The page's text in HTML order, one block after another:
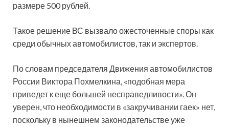
размере 500 рублей.
Такое решение ВС вызвало ожесточенные споры как
среди обычных автомобилистов, так и экспертов.
По словам председателя Движения автомобилистов
России Виктора Похмелкина, «подобная мера
приведет к еще большей несправедливости». Он
уверен, что необходимости в «закручивании гаек» нет,
поскольку в нынешнем законодательстве уже